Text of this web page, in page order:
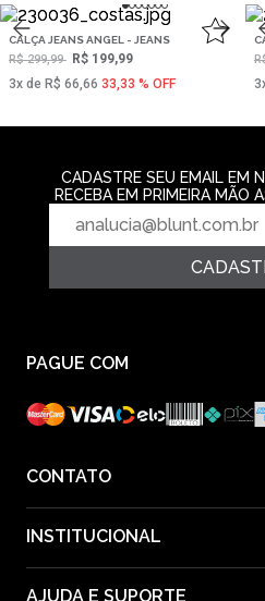
CALÇA JEANS ANGEL - JEANS
R$ 299,99 R$ 199,99
3‌x de R$ 66,66 33,33 % OFF
CADASTRE SEU EMAIL EM
RECEBA EM PRIMEIRA MÃO
CONTATO
55(11) 2612-1226
INSTITUCIONAL
AJUDA E SUPORTE
PAGUE COM